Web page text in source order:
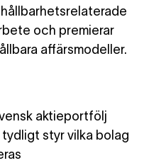
och premierar
affärsmodeller.
aktieportfölj
styr vilka bolag